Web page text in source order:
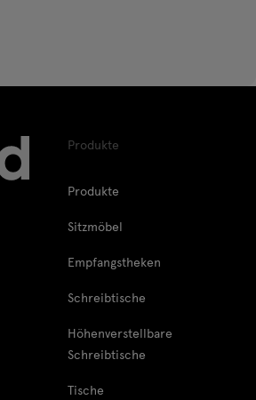
Produkte
Produkte
Sitzmöbel
Empfangstheken
Schreibtische
Höhenverstellbare
Schreibtische
Tische